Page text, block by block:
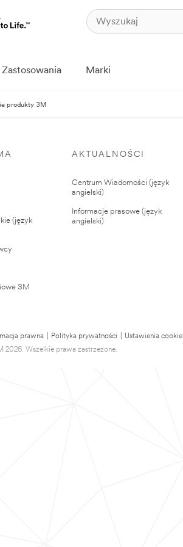
Zastosowania Marki
produkty 3M
(język
3M
AKTUALNOŚCI
Centrum Wiadomości (język
angielski)
Informacje prasowe (język
angielski)
prawna Polityka prywatności
Ustawienia cookie
2026. Wszelkie prawa zastrzeżone.